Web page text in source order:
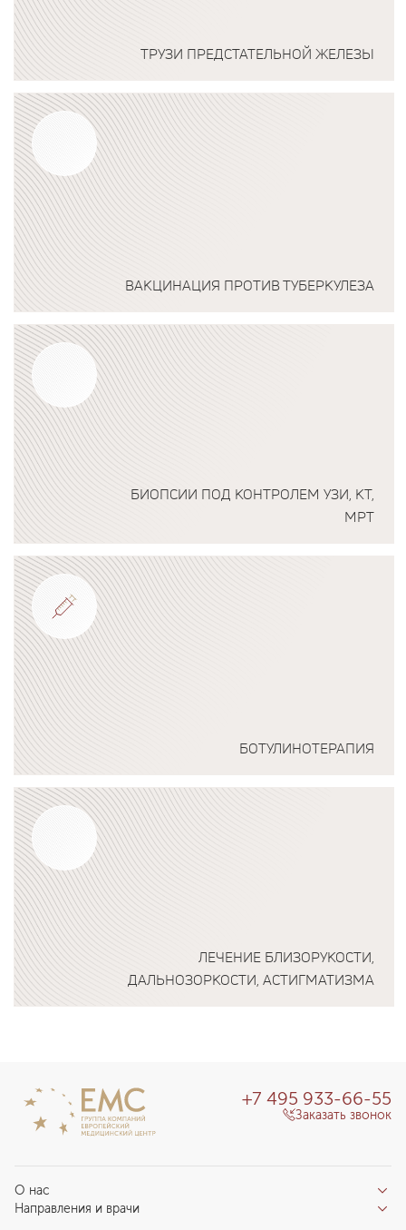
ТРУЗИ ПРЕДСТАТЕЛЬНОЙ ЖЕЛЕЗЫ
Подробнее о программе
ВАКЦИНАЦИЯ ПРОТИВ ТУБЕРКУЛЕЗА
Подробнее о программе
БИОПСИИ ПОД КОНТРОЛЕМ УЗИ, КТ,
МРТ
Подробнее о программе
БОТУЛИНОТЕРАПИЯ
Подробнее о программе
ЛЕЧЕНИЕ БЛИЗОРУКОСТИ,
ДАЛЬНОЗОРКОСТИ, АСТИГМАТИЗМА
О нас
Отзывы пациентов
Направления и врачи
+7 495 933-66-55
Заказать звонок